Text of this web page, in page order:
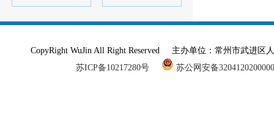
CopyRight WuJin All Right Reserved 主办单位：常州市武进
苏ICP备10217280号
苏公网安备